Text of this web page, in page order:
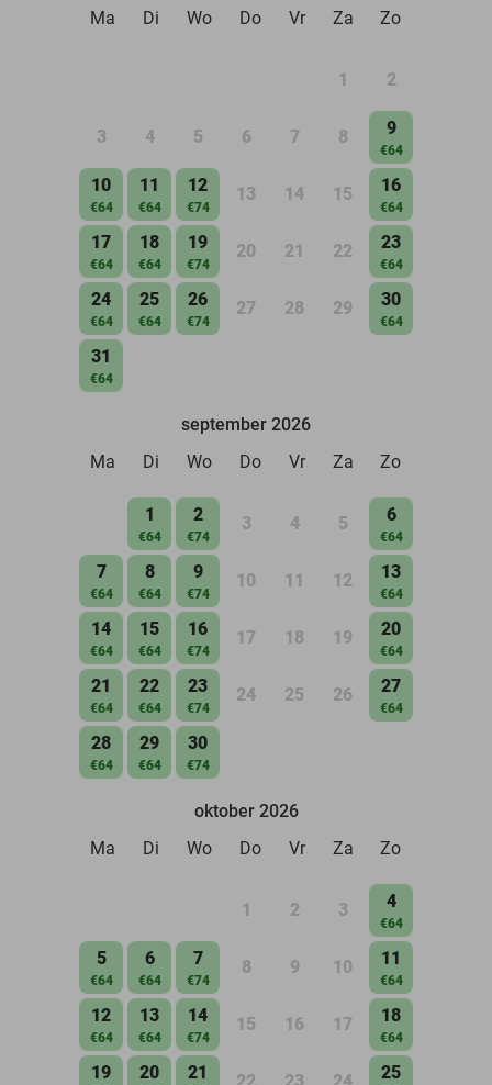
Ma
Di Wo Do Vr Za Zo
1 2
3 4 5 6 7 8 9
€64
10
€64
11
€64
12
€74
13 14 15 16
€64
17
€64
18
€64
19
€74
20 21 22 23
€64
24
€64
25
€64
26
€74
27 28 29 30
€64
31
€64
september 2026
Ma
Di Wo Do Vr Za Zo
1
€64
2
€74
3 4 5 6
€64
7
€64
8
€64
9
€74
10 11 12 13
€64
14
€64
15
€64
16
€74
17 18 19 20
€64
21
€64
22
€64
23
€74
24 25 26 27
€64
28
€64
29
€64
30
€74
oktober 2026
Ma
Di Wo Do Vr Za Zo
1 2 3 4
€64
5
€64
6
€64
7
€74
8 9 10 11
€64
12
€64
13
€64
14
€74
15 16 17 18
€64
19 20 21 25